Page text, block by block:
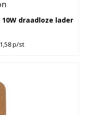
draadloze lader
p/st